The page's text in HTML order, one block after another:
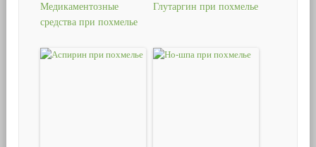
Медикаментозные
средства при похмелье
Глутаргин при похмелье